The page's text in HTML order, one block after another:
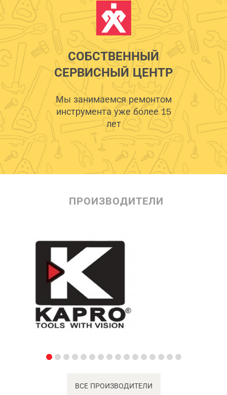
СОБСТВЕННЫЙ
СЕРВИСНЫЙ ЦЕНТР
Мы занимаемся ремонтом
инструмента уже более 15
лет
ПРОИЗВОДИТЕЛИ
ВСЕ ПРОИЗВОДИТЕЛИ